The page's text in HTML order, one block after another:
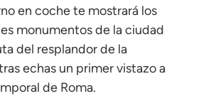
en coche te mostrará los
monumentos de la ciudad
del resplandor de la
echas un primer vistazo a
de Roma.